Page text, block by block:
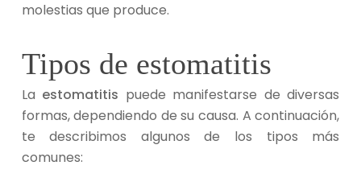
molestias que produce.
Tipos de estomatitis
La estomatitis puede manifestarse de diversas
formas, dependiendo de su causa. A continuación,
te describimos algunos de los tipos más
comunes: